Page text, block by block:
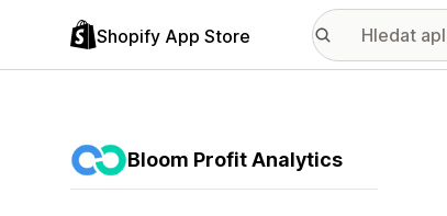
Shopify App Store
Bloom Profit Analytics